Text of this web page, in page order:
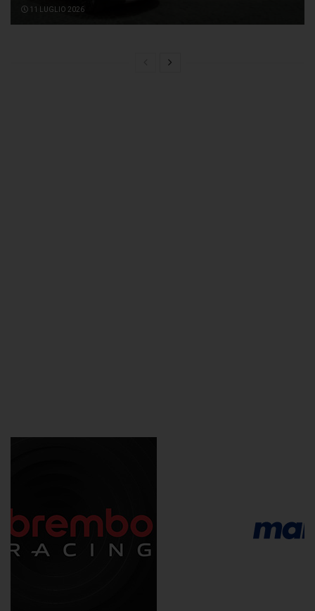
11 LUGLIO 2026